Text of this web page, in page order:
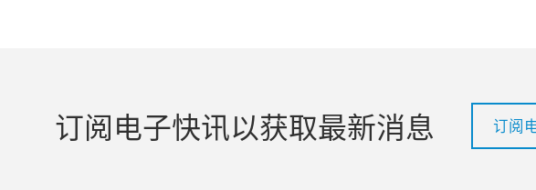
订阅电子快讯以获取最新消息 订阅